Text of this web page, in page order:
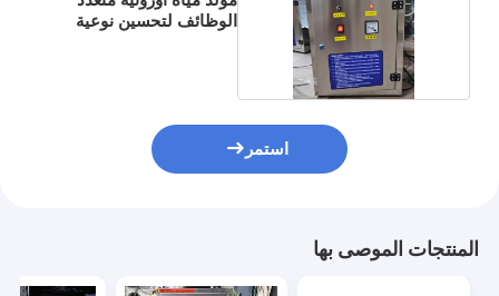
الوظائف لتحسين نوعية
استمر
المنتجات الموصى بها